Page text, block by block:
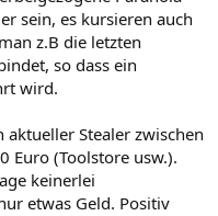
sein, es kursieren auch
z.B die letzten
so dass ein
wird.
Stealer zwischen
Euro (Toolstore usw.).
keinerlei
etwas Geld. Positiv